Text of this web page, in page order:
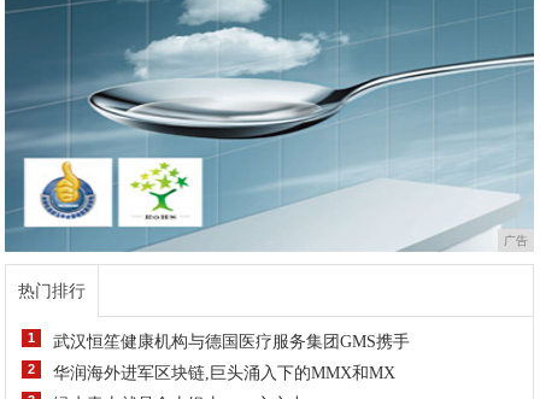
广告
热门排行
1 武汉恒笙健康机构与德国医疗服务集团GMS携手
2 华润海外进军区块链,巨头涌入下的MMX和MX